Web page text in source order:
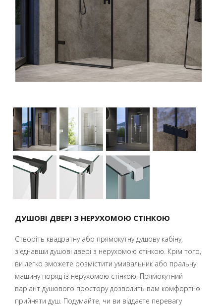
ДУШОВІ ДВЕРІ З НЕРУХОМОЮ СТІНКОЮ
Створіть квадратну або прямокутну душову кабіну,
з'єднавши душові двері з нерухомою стінкою. Крім того,
ви легко зможете розмістити умивальник або пральну
машину поряд із нерухомою стінкою. Прямокутний
варіант душового простору дозволить вам комфортно
прийняти душ. Подумайте, чи ви віддаєте перевагу